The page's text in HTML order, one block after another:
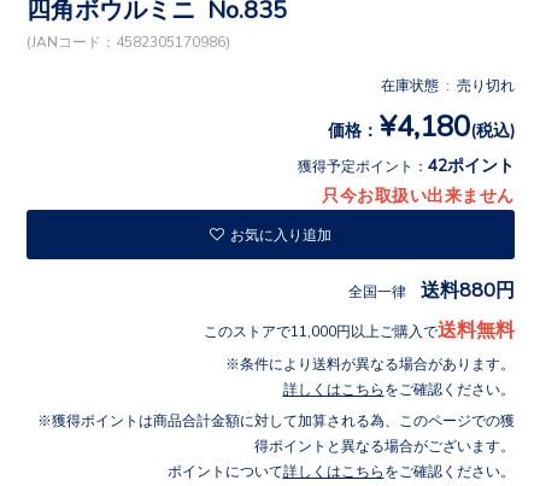
四角ボウルミニ No.835
(JANコード：4582305170986)
在庫状態 : 売り切れ
価格： ¥4,180(税込)
獲得予定ポイント： 42ポイント
只今お取扱い出来ません
お気に入り追加
全国一律 送料880円
このストアで11,000円以上ご購入で送料無料
条件により送料が異なる場合があります。
詳しくはこちら をご確認ください。
獲得ポイントは商品合計金額に対して加算される為、このページでの獲
得ポイントと異なる場合がございます。
ポイントについて詳しくはこちら をご確認ください。